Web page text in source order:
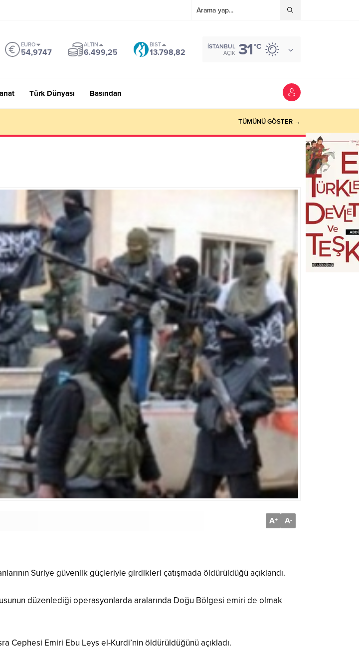
EURO
54,9747
ALTIN
6.499,25
BIST
13.798,82
İSTANBUL
AÇIK 31°C
Türk Dünyası Basından
TÜMÜNÜ GÖSTER →
A+ A-
Suriye güvenlik güçleriyle girdikleri çatışmada öldürüldüğü açıklandı.
düzenlediği operasyonlarda aralarında Doğu Bölgesi emiri de olmak
Cephesi Emiri Ebu Leys el-Kurdi’nin öldürüldüğünü açıkladı.